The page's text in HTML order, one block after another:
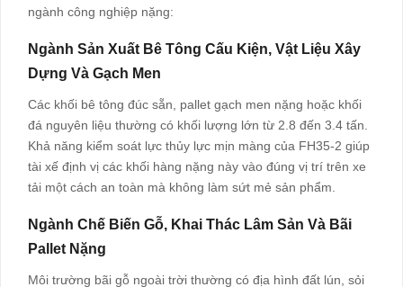
ngành công nghiệp nặng:
Ngành Sản Xuất Bê Tông Cấu Kiện, Vật Liệu Xây
Dựng Và Gạch Men
Các khối bê tông đúc sẵn, pallet gạch men nặng hoặc khối
đá nguyên liệu thường có khối lượng lớn từ 2.8 đến 3.4 tấn.
Khả năng kiểm soát lực thủy lực mịn màng của FH35-2 giúp
tài xế định vị các khối hàng nặng này vào đúng vị trí trên xe
tải một cách an toàn mà không làm sứt mẻ sản phẩm.
Ngành Chế Biến Gỗ, Khai Thác Lâm Sản Và Bãi
Pallet Nặng
Môi trường bãi gỗ ngoài trời thường có địa hình đất lún, sỏi